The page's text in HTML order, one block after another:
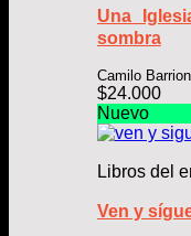
Una
sombra
Camilo
$24.000
Nuevo
Libros del
Ven y